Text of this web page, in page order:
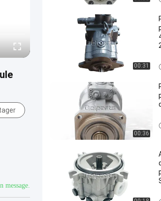
message.
00:31
00:36